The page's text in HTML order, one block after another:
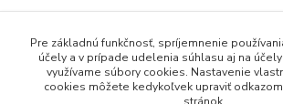
Tovar zaradený v kategóriách
Príslušenstvo
Pre základnú funkčnosť, spríjemnenie
účely a v prípade udelenia súhlasu aj na
využívame súbory cookies. Nastavenie
cookies môžete kedykoľvek upraviť